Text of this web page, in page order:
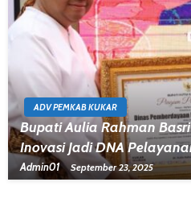
ADV PEMKAB KUKAR
Bupati Aulia Rahman
Inovasi Jadi DNA
Admin01 September 23, 2025